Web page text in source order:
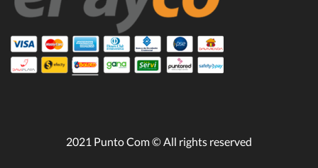
2021 Punto Com © All rights reserved